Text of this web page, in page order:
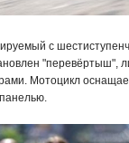
с
"перевёртыш",
Мотоцикл